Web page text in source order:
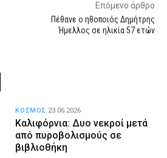
Επόμενο άρθρο
Πέθανε ο ηθοποιός Δημήτρης
Ήμελλος σε ηλικία 57 ετών
Καλιφόρνια: Δυο νεκροί μετά
από πυροβολισμούς σε
βιβλιοθήκη
ΚΟΣΜΟΣ 23.06.2026